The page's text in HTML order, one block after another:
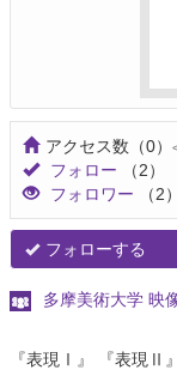
アクセス数 （0）
フォロー
（2）
フォロワー
（2）
フォローする
多摩美術大学 映
『表現Ⅰ』 『表現Ⅱ